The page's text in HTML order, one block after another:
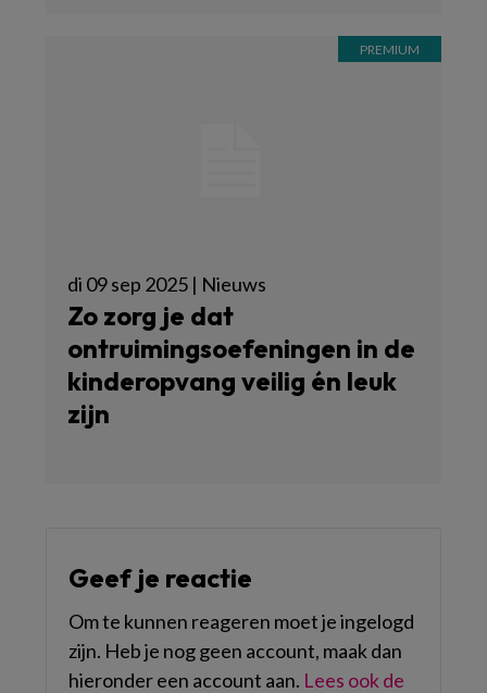
di 09 sep 2025 | Nieuws
Zo zorg je dat
ontruimingsoefeningen in de
kinderopvang veilig én leuk
zijn
Geef je reactie
Om te kunnen reageren moet je ingelogd
zijn. Heb je nog geen account, maak dan
hieronder een account aan. Lees ook de